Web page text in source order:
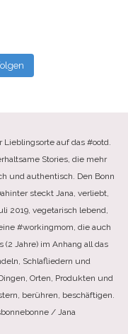
auf das #ootd.
Stories, die mehr
und authentisch. Den Bonn
steckt Jana, verliebt,
2019, vegetarisch lebend,
#workingmom, die auch
Jahre) im Anhang all das
Schlafliedern und
Orten, Produkten und
berühren, beschäftigen.
/ Jana